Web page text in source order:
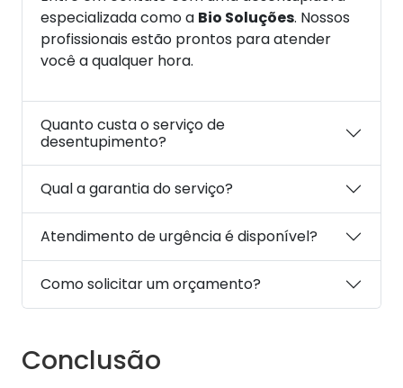
especializada como a Bio Soluções. Nossos
profissionais estão prontos para atender
você a qualquer hora.
Quanto custa o serviço de
desentupimento?
Qual a garantia do serviço?
Atendimento de urgência é disponível?
Como solicitar um orçamento?
Conclusão